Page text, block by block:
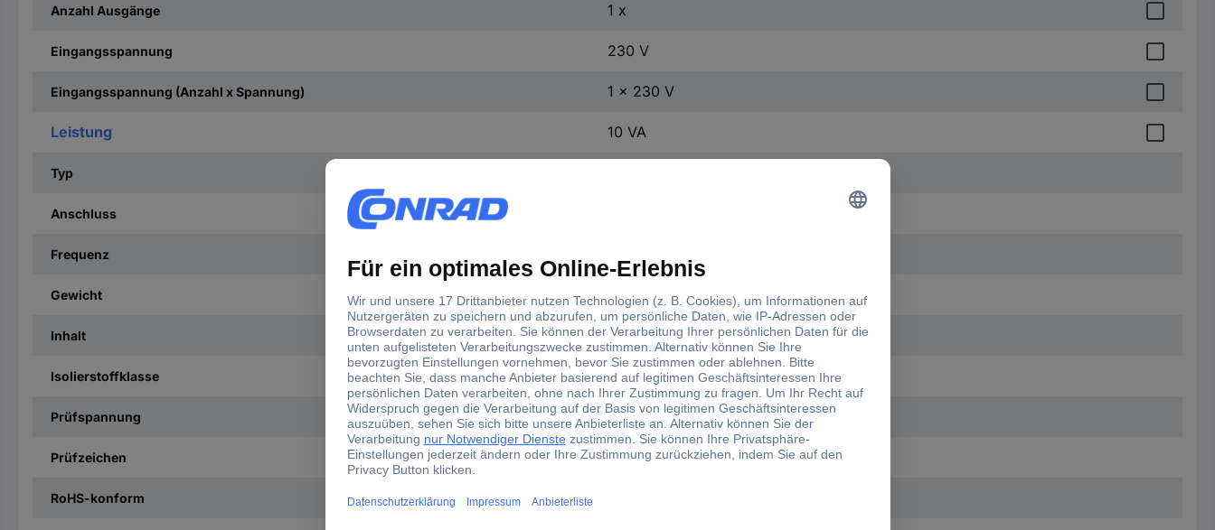
Anzahl Ausgänge 1 x
Eingangsspannung 230 V
Eingangsspannung (Anzahl x Spannung) 1 x 230 V
Leistung 10 VA
Typ
Anschluss
Frequenz
Gewicht 0.28 kg
Inhalt 1 St.
Isolierstoffklasse VDE=B, UL=105
Prüfspannung 5000 V
Prüfzeichen C-UL-US, ENEC 10 (VDE)
RoHS-konform